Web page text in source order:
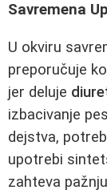
Savremena
U okviru
preporučuje
jer deluje
izbacivanje
dejstva,
upotrebi
zahteva